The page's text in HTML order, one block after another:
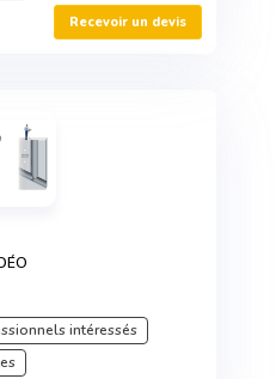
Recevoir un devis
intéressés